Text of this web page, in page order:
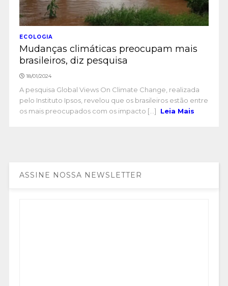
ECOLOGIA
Mudanças climáticas preocupam mais
brasileiros, diz pesquisa
18/01/2024
A pesquisa Global Views On Climate Change, realizada
pelo Instituto Ipsos, revelou que os brasileiros estão entre
os mais preocupados com os impacto [...]
Leia Mais
ASSINE NOSSA NEWSLETTER